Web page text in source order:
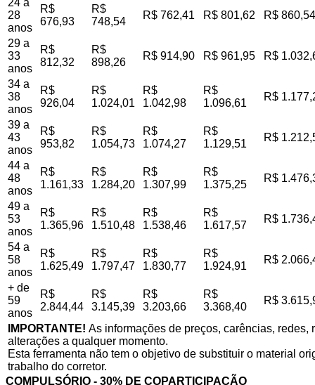
24 a
28
anos
R$
676,93
R$
748,54
R$ 762,41 R$ 801,62 R$ 860,54
29 a
33
anos
R$
812,32
R$
898,26
R$ 914,90 R$ 961,95 R$
34 a
38
anos
R$
926,04
R$
1.024,01
R$
1.042,98
R$
1.096,61
R$
39 a
43
anos
R$
953,82
R$
1.054,73
R$
1.074,27
R$
1.129,51
R$
44 a
48
anos
R$
1.161,33
R$
1.284,20
R$
1.307,99
R$
1.375,25
R$
49 a
53
anos
R$
1.365,96
R$
1.510,48
R$
1.538,46
R$
1.617,57
R$
54 a
58
anos
R$
1.625,49
R$
1.797,47
R$
1.830,77
R$
1.924,91
R$
+ de
59
anos
R$
2.844,44
R$
3.145,39
R$
3.203,66
R$
3.368,40
R$
IMPORTANTE! As informações de preços, carências,
alterações a qualquer momento.
Esta ferramenta não tem o objetivo de substituir o material
trabalho do corretor.
COMPULSÓRIO - 30% DE COPARTICIPAÇÃO